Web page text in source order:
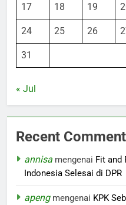
17 18 19
24 25 26
31
« Jul
Recent
annisa mengenai Fit and
Indonesia Selesai di DPR
apengmengenai KPK